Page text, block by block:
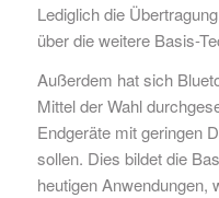
Lediglich die
über die weitere Basis-
Außerdem hat sich
Mittel der Wahl
Endgeräte mit geringen
sollen. Dies bildet die
heutigen Anwendungen,